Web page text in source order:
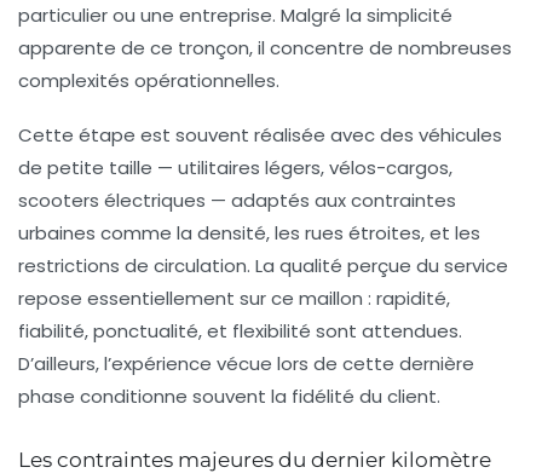
particulier ou une entreprise. Malgré la simplicité
apparente de ce tronçon, il concentre de nombreuses
complexités opérationnelles.
Cette étape est souvent réalisée avec des véhicules
de petite taille — utilitaires légers, vélos-cargos,
scooters électriques — adaptés aux contraintes
urbaines comme la densité, les rues étroites, et les
restrictions de circulation. La qualité perçue du service
repose essentiellement sur ce maillon : rapidité,
fiabilité, ponctualité, et flexibilité sont attendues.
D’ailleurs, l’expérience vécue lors de cette dernière
phase conditionne souvent la fidélité du client.
Les contraintes majeures du dernier kilomètre